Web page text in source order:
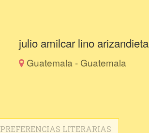
julio amilcar lino arizandieta
Guatemala - Guatemala
PREFERENCIAS LITERARIAS